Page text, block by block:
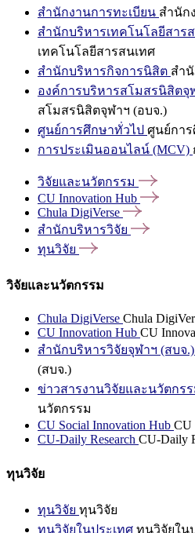
สำนักงานการทะเบียน สำนัก
สำนักบริหารเทคโนโลยีสาร
เทคโนโลยีสารสนเทศ
สำนักบริหารกิจการนิสิต สำ
องค์การบริหารสโมสรนิสิตจุ
สโมสรนิสิตจุฬาฯ (อบจ.)
ศูนย์การศึกษาทั่วไป ศูนย์กา
การประเมินออนไลน์ (MCV)
วิจัยและนวัตกรรม
CU Innovation Hub
Chula DigiVerse
สำนักบริหารวิจัย
ทุนวิจัย
วิจัยและนวัตกรรม
Chula DigiVerse Chula
CU Innovation Hub CU
สำนักบริหารวิจัยจุฬาฯ (สบจ.)
(สบจ.)
ข่าวสารงานวิจัยและนวัตกร
นวัตกรรม
CU Social Innovation Hub CU
CU-Daily Research CU-Daily
ทุนวิจัย
ทุนวิจัย ทุนวิจัย
ทุนวิจัยในประเทศ ทุนวิจัยใน